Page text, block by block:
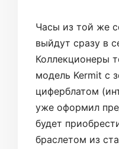
Часы из той же
выйдут сразу в
Коллекционеры
модель Kermit с
циферблатом
уже оформил
будет
браслетом из